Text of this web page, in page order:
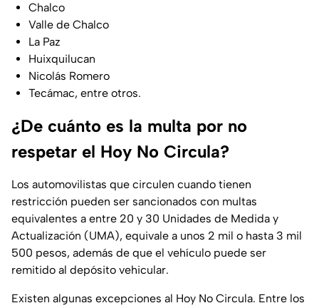
Chalco
Valle de Chalco
La Paz
Huixquilucan
Nicolás Romero
Tecámac, entre otros.
¿De cuánto es la multa por no
respetar el Hoy No Circula?
Los automovilistas que circulen cuando tienen
restricción pueden ser sancionados con multas
equivalentes a entre 20 y 30 Unidades de Medida y
Actualización (UMA), equivale a unos 2 mil o hasta 3 mil
500 pesos, además de que el vehículo puede ser
remitido al depósito vehicular.
Existen algunas excepciones al Hoy No Circula. Entre los